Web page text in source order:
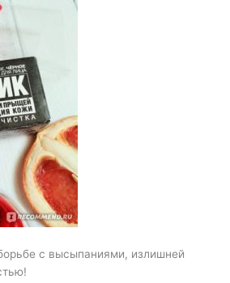
с высыпаниями, излишней